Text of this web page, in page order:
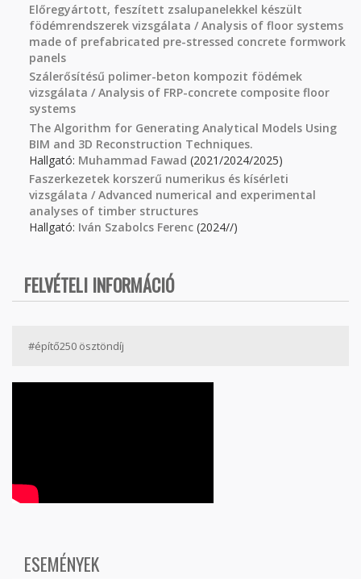
Előregyártott, feszített zsalupanelekkel készült
födémrendszerek vizsgálata / Analysis of floor systems
made of prefabricated pre-stressed concrete formwork
panels
Szálerősítésű polimer-beton kompozit födémek
vizsgálata / Analysis of FRP-concrete composite floor
systems
The Algorithm for Generating Analytical Models Using
BIM and 3D Reconstruction Techniques.
Hallgató: Muhammad Fawad (2021/2024/2025)
Faszerkezetek korszerű numerikus és kísérleti
vizsgálata / Advanced numerical and experimental
analyses of timber structures
Hallgató: Iván Szabolcs Ferenc (2024//)
FELVÉTELI INFORMÁCIÓ
#építő250 ösztöndíj
ESEMÉNYEK